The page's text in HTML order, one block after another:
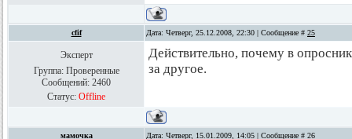
cfif Дата: Четверг, 25.12.2008, 22:30 | Сообщение # 25
Эксперт
Группа: Проверенные
Сообщений: 2460
Статус: Offline
Действительно, почему в
за другое.
мамочка Дата: Четверг, 15.01.2009, 14:05 | Сообщение # 26